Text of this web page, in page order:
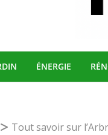
ÉNERGIE
Tout savoir sur